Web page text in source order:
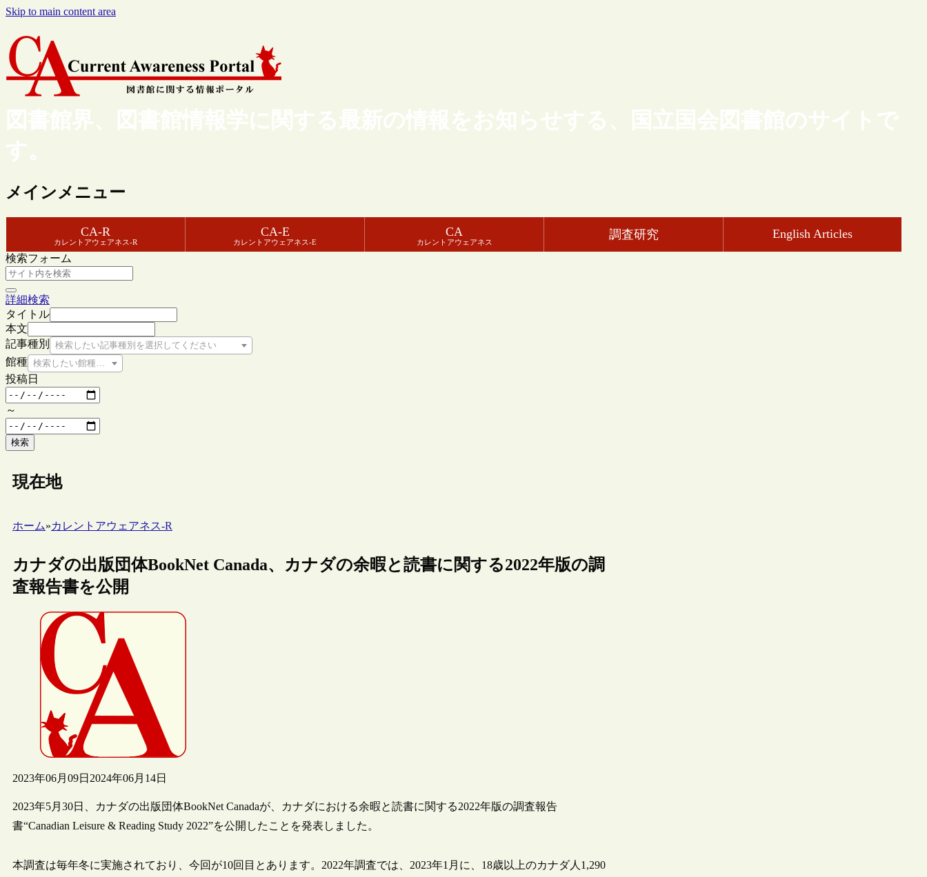
Skip to main content area
図書館界、図書館情報学に関する最新の情報をお知らせする、国立国会図書館のサイトで
す。
メインメニュー
CA-R
カレントアウェアネス-R
CA-E
カレントアウェアネス-E
CA
カレントアウェアネス
調査研究 English Articles
検索フォーム
詳細検索
タイトル
本文
記事種別
検索したい記事種別を選択してください
館種 検索したい館種を選択してください
投稿日
～
検索
現在地
ホーム»カレントアウェアネス-R
カナダの出版団体BookNet Canada、カナダの余暇と読書に関する2022年版の調
査報告書を公開
2023年06月09日 2024年06月14日
2023年5月30日、カナダの出版団体BookNet Canadaが、カナダにおける余暇と読書に関する2022年版の調査報告
書“Canadian Leisure & Reading Study 2022”を公開したことを発表しました。
本調査は毎年冬に実施されており、今回が10回目とあります。2022年調査では、2023年1月に、18歳以上のカナダ人1,290